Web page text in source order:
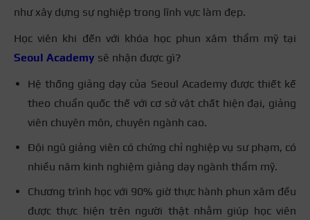
như xây dựng sự nghiệp trong lĩnh vực làm đẹp.
Học viên khi đến với khóa học phun xăm thẩm mỹ tại
Seoul Academy sẽ nhận được gì?
Hệ thống giảng dạy của Seoul Academy được thiết kế
theo chuẩn quốc thế với cơ sở vật chất hiện đại, giảng
viên chuyên môn, chuyên ngành cao.
Đội ngũ giảng viên có chứng chỉ nghiệp vụ sư phạm, có
nhiều năm kinh nghiệm giảng dạy ngành thẩm mỹ.
Chương trình học với 90% giờ thực hành phun xăm đều
được thực hiện trên người thật nhằm giúp học viên